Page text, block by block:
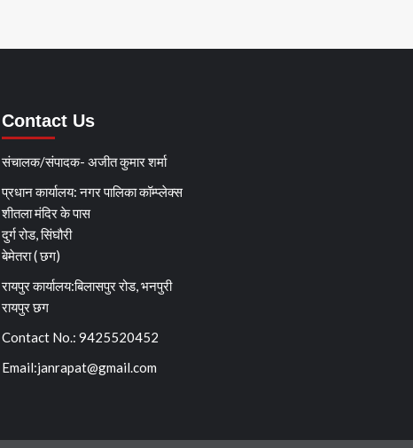
Contact Us
संचालक/संपादक- अजीत कुमार शर्मा
प्रधान कार्यालय: नगर पालिका कॉम्प्लेक्स
शीतला मंदिर के पास
दुर्ग रोड, सिंघौरी
बेमेतरा ( छग)
रायपुर कार्यालय:बिलासपुर रोड, भनपुरी
रायपुर छग
Contact No.: 9425520452
Email:janrapat@gmail.com